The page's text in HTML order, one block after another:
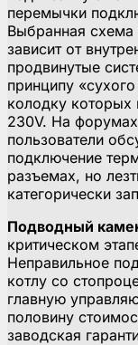
перемычки
Выбранная схема
зависит от
продвинутые
принципу
колодку которых
230V. На
пользователи
подключение
разъемах, но
категорически
Подводный
критическом
Неправильное
котлу со
главную
половину
заводская